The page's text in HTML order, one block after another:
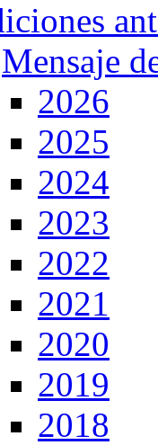
Mensaje
2026
2025
2024
2023
2022
2021
2020
2019
2018